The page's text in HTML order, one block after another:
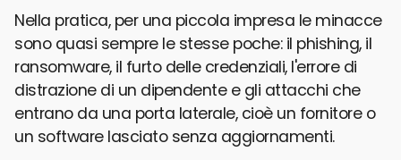
Nella pratica, per una piccola impresa le minacce
sono quasi sempre le stesse poche: il phishing, il
ransomware, il furto delle credenziali, l'errore di
distrazione di un dipendente e gli attacchi che
entrano da una porta laterale, cioè un fornitore o
un software lasciato senza aggiornamenti.